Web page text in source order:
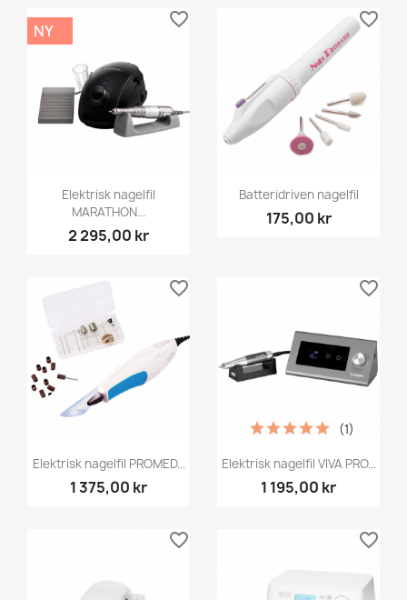
Elektrisk nagelfil
MARATHON...
2 295,00 kr
NY
favorite_border
Batteridriven nagelfil
175,00 kr
favorite_border
Elektrisk nagelfil PROMED...
1 375,00 kr
favorite_border
Elektrisk nagelfil VIVA PRO...
1 195,00 kr
(1)
favorite_border
favorite_border favorite_border